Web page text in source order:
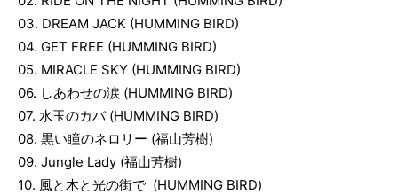
03. DREAM JACK (HUMMING BIRD)
04. GET FREE (HUMMING BIRD)
05. MIRACLE SKY (HUMMING BIRD)
06. しあわせの涙 (HUMMING BIRD)
07. 水玉のカバ (HUMMING BIRD)
08. 黒い瞳のネロリー (福山芳樹)
09. Jungle Lady (福山芳樹)
10. 風と木と光の街で (HUMMING BIRD)